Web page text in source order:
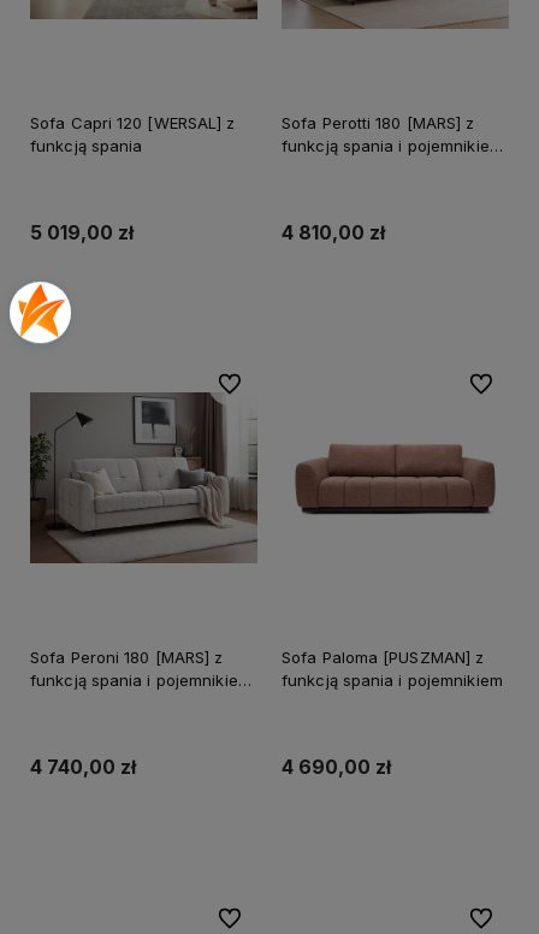
Sofa Capri 120 [WERSAL] z
funkcją spania
5 019,00 zł
Sofa Perotti 180 [MARS] z
funkcją spania i pojemnikiem
4 810,00 zł
Sofa Peroni 180 [MARS] z
funkcją spania i pojemnikiem
4 740,00 zł
Do ulubionych
Sofa Paloma [PUSZMAN] z
funkcją spania i pojemnikiem
4 690,00 zł
Do
Do ulubionych Do